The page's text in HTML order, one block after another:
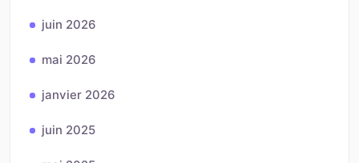
juin 2026
mai 2026
janvier 2026
juin 2025